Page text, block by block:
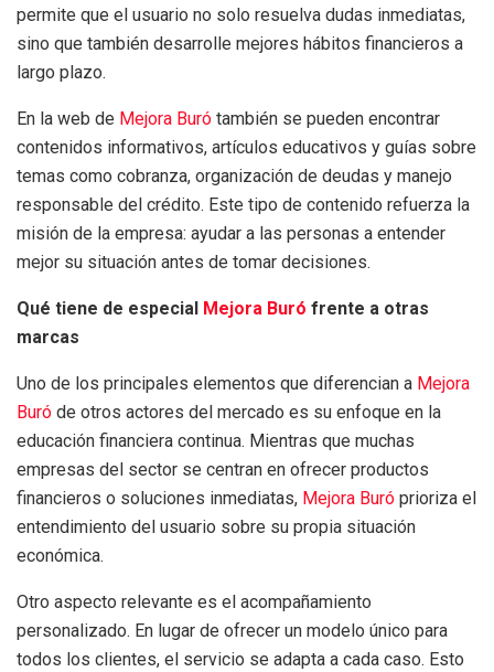
permite que el usuario no solo resuelva dudas inmediatas,
sino que también desarrolle mejores hábitos financieros a
largo plazo.
En la web de Mejora Buró también se pueden encontrar
contenidos informativos, artículos educativos y guías sobre
temas como cobranza, organización de deudas y manejo
responsable del crédito. Este tipo de contenido refuerza la
misión de la empresa: ayudar a las personas a entender
mejor su situación antes de tomar decisiones.
Qué tiene de especial Mejora Buró frente a otras
marcas
Uno de los principales elementos que diferencian a Mejora
Buró de otros actores del mercado es su enfoque en la
educación financiera continua. Mientras que muchas
empresas del sector se centran en ofrecer productos
financieros o soluciones inmediatas, Mejora Buró prioriza el
entendimiento del usuario sobre su propia situación
económica.
Otro aspecto relevante es el acompañamiento
personalizado. En lugar de ofrecer un modelo único para
todos los clientes, el servicio se adapta a cada caso. Esto